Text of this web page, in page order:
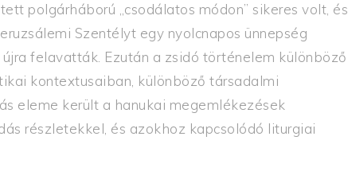
polgárháború „csodálatos módon” sikeres volt, és
Szentélyt egy nyolcnapos ünnepség
felavatták. Ezután a zsidó történelem különböző
kontextusaiban, különböző társadalmi
eleme került a hanukai megemlékezések
részletekkel, és azokhoz kapcsolódó liturgiai